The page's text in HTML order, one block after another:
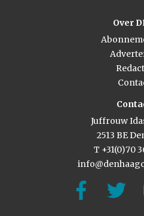
Over
Juffrouw
2513 BE
T +31(0)70